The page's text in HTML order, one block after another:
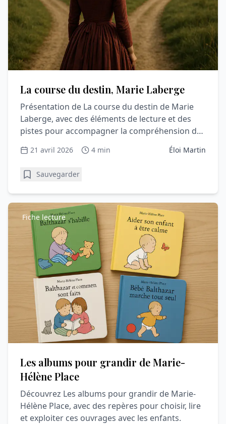
La course du destin, Marie Laberge
Présentation de La course du destin de Marie
Laberge, avec des éléments de lecture et des
pistes pour accompagner la compréhension du
21 avril 2026 4 min Éloi Martin
Sauvegarder
Fiche lecture
Les albums pour grandir de Marie-
Hélène Place
Découvrez Les albums pour grandir de Marie-
Hélène Place, avec des repères pour choisir, lire
et exploiter ces ouvrages avec les enfants.